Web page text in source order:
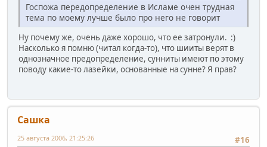
Госпожа передопределение в Исламе очен трудная
тема по моему лучше было про него не говорит
Ну почему же, очень даже хорошо, что ее затронули. :)
Насколько я помню (читал когда-то), что шииты верят в
однозначное предопределение, сунниты имеют по этому
поводу какие-то лазейки, основанные на сунне? Я прав?
Сашка
#16
25 августа 2006, 21:25:26